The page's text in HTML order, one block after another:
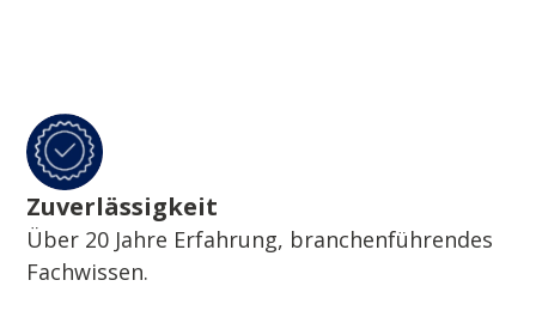
Zuverlässigkeit
Über 20 Jahre Erfahrung, branchenführendes
Fachwissen.